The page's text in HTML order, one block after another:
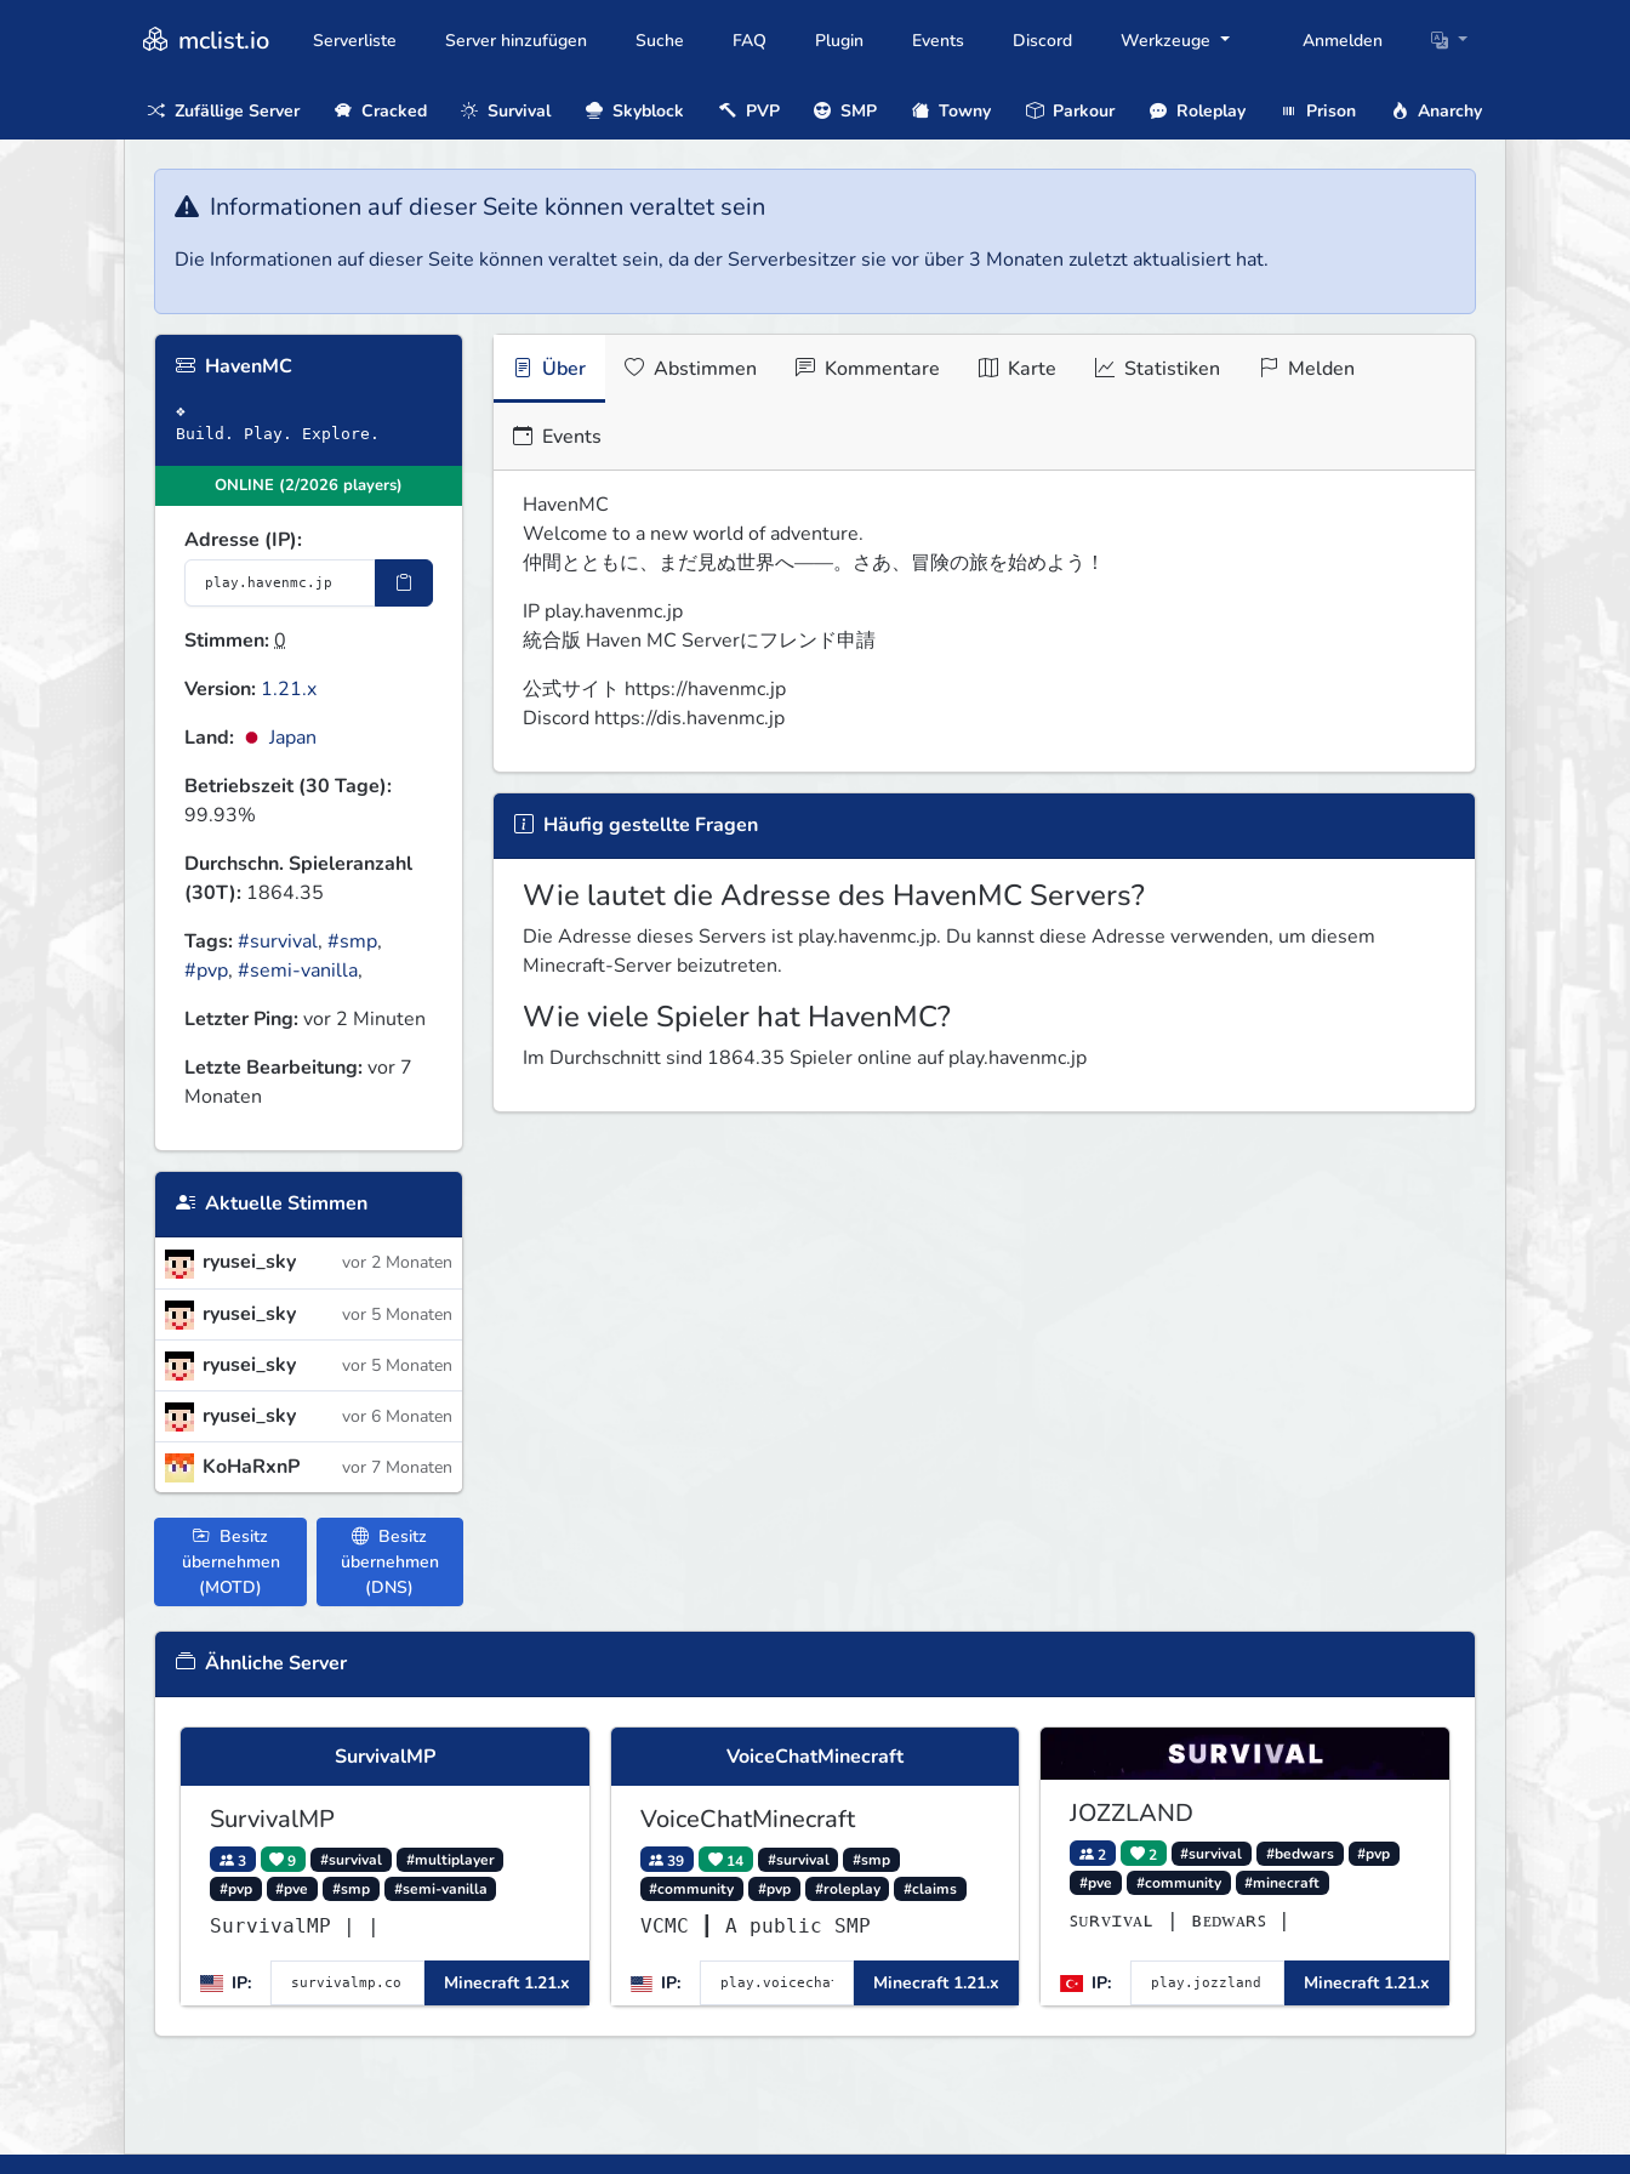
mclist.io Serverliste Server hinzufügen Suche FAQ Plugin Events Discord Werkzeuge Anmelden
Zufällige Server Cracked Survival Skyblock PVP SMP Towny Parkour Roleplay Prison Anarchy
Informationen auf dieser Seite können veraltet sein
Die Informationen auf dieser Seite können veraltet sein, da der Serverbesitzer sie vor über 3 Monaten zuletzt aktualisiert hat.
HavenMC
❖
Build. Play. Explore.
ONLINE (2/2026 players)
Adresse (IP):
Stimmen:0
Version: 1.21.x
Land:
Japan
Betriebszeit (30 Tage):
99.93%
Durchschn. Spieleranzahl
(30T): 1864.35
Tags:#survival, #smp,
#pvp, #semi-vanilla,
Letzter Ping:vor 2 Minuten
Letzte Bearbeitung:vor 7
Monaten
Aktuelle Stimmen
ryusei_sky vor 2 Monaten
ryusei_sky vor 5 Monaten
ryusei_sky vor 5 Monaten
ryusei_sky vor 6 Monaten
KoHaRxnP vor 7 Monaten
Besitz
übernehmen
(MOTD)
Besitz
übernehmen
(DNS)
Über Abstimmen Kommentare Karte Statistiken Melden
Events
HavenMC
Welcome to a new world of adventure.
仲間とともに、まだ見ぬ世界へ――。さあ、冒険の旅を始めよう！
IP play.havenmc.jp
統合版 Haven MC Serverにフレンド申請
公式サイト https://havenmc.jp
Discord https://dis.havenmc.jp
Häufig gestellte Fragen
Wie lautet die Adresse des HavenMC Servers?
Die Adresse dieses Servers ist play.havenmc.jp. Du kannst diese Adresse verwenden, um diesem
Minecraft-Server beizutreten.
Wie viele Spieler hat HavenMC?
Im Durchschnitt sind 1864.35 Spieler online auf play.havenmc.jp
Ähnliche Server
SurvivalMP
SurvivalMP
3 9 #survival
#multiplayer
#pvp
#pve #smp #semi-vanilla
SurvivalMP | |
IP: Minecraft 1.21.x
VoiceChatMinecraft
VoiceChatMinecraft
39 14 #survival
#smp
#community
#pvp #roleplay #claims
VCMC ┃ A public SMP
IP: Minecraft 1.21.x
JOZZLAND
2 2 #survival #bedwars
#pvp
#pve
#community #minecraft
ꜱᴜʀᴠɪᴠᴀʟ | ʙᴇᴅᴡᴀʀꜱ |
IP: Minecraft 1.21.x